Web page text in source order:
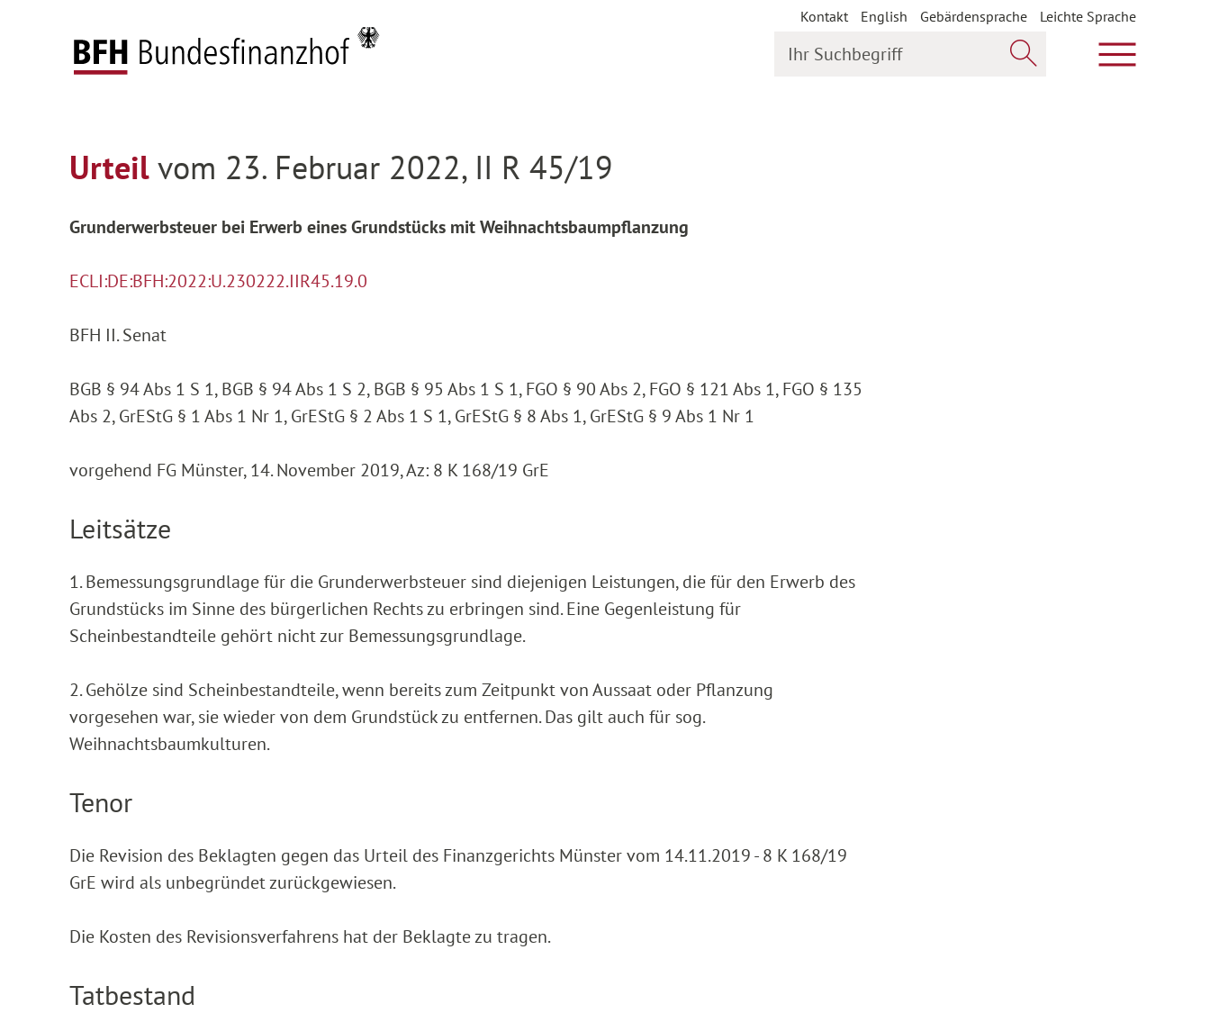
Kontakt English Gebärdensprache
Leichte Sprache
Hauptmenü
Startseite
Urteilvom 23. Februar 2022, II R 45/19
Grunderwerbsteuer bei Erwerb eines Grundstücks mit Weihnachtsbaumpflanzung
ECLI:DE:BFH:2022:U.230222.IIR45.19.0
BFH II. Senat
BGB § 94 Abs 1 S 1, BGB § 94 Abs 1 S 2, BGB § 95 Abs 1 S 1, FGO § 90 Abs 2, FGO § 121 Abs 1, FGO § 135
Abs 2, GrEStG § 1 Abs 1 Nr 1, GrEStG § 2 Abs 1 S 1, GrEStG § 8 Abs 1, GrEStG § 9 Abs 1 Nr 1
vorgehend FG Münster, 14. November 2019, Az: 8 K 168/19 GrE
Leitsätze
1. Bemessungsgrundlage für die Grunderwerbsteuer sind diejenigen Leistungen, die für den Erwerb des
Grundstücks im Sinne des bürgerlichen Rechts zu erbringen sind. Eine Gegenleistung für
Scheinbestandteile gehört nicht zur Bemessungsgrundlage.
2. Gehölze sind Scheinbestandteile, wenn bereits zum Zeitpunkt von Aussaat oder Pflanzung
vorgesehen war, sie wieder von dem Grundstück zu entfernen. Das gilt auch für sog.
Weihnachtsbaumkulturen.
Tenor
Die Revision des Beklagten gegen das Urteil des Finanzgerichts Münster vom 14.11.2019 - 8 K 168/19
GrE wird als unbegründet zurückgewiesen.
Die Kosten des Revisionsverfahrens hat der Beklagte zu tragen.
Tatbestand